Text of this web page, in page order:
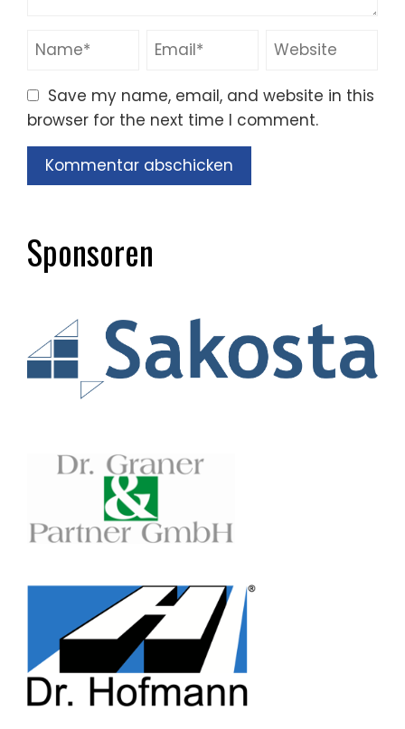
Save my name, email, and website in this
browser for the next time I comment.
Sponsoren